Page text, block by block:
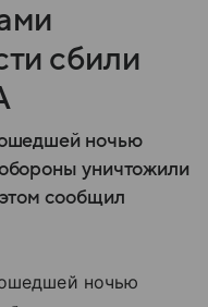
сбили
ночью
уничтожили
сообщил
ночью